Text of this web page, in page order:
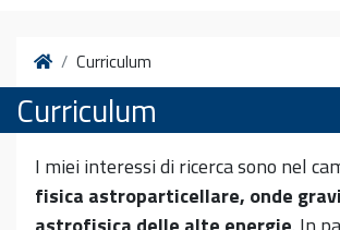
HomeCurriculum
Curriculum
I miei interessi di ricerca sono nel
fisica astroparticellare, onde